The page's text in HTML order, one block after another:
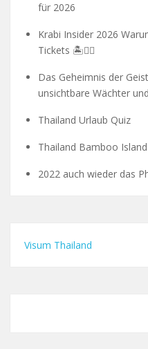
für 2026
Krabi Insider 2026
Tickets 🏝️🧗‍♂️
Das Geheimnis der
unsichtbare Wächter
Thailand Urlaub Quiz
Thailand Bamboo
2022 auch wieder das
Visum Thailand